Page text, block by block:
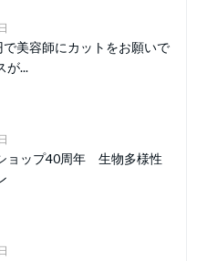
美容師にカットをお願いで
が...
ョップ40周年 生物多様性